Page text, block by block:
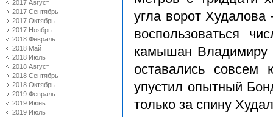
2017 Август
2017 Сентябрь
2017 Октябрь
2017 Ноябрь
2018 Февраль
2018 Май
2018 Июль
2018 Август
2018 Сентябрь
2018 Октябрь
2019 Февраль
2019 Июнь
2019 Июль
угла ворот
воспользоваться
камышан Владимиру
оставались
упустил опытный
только за спину